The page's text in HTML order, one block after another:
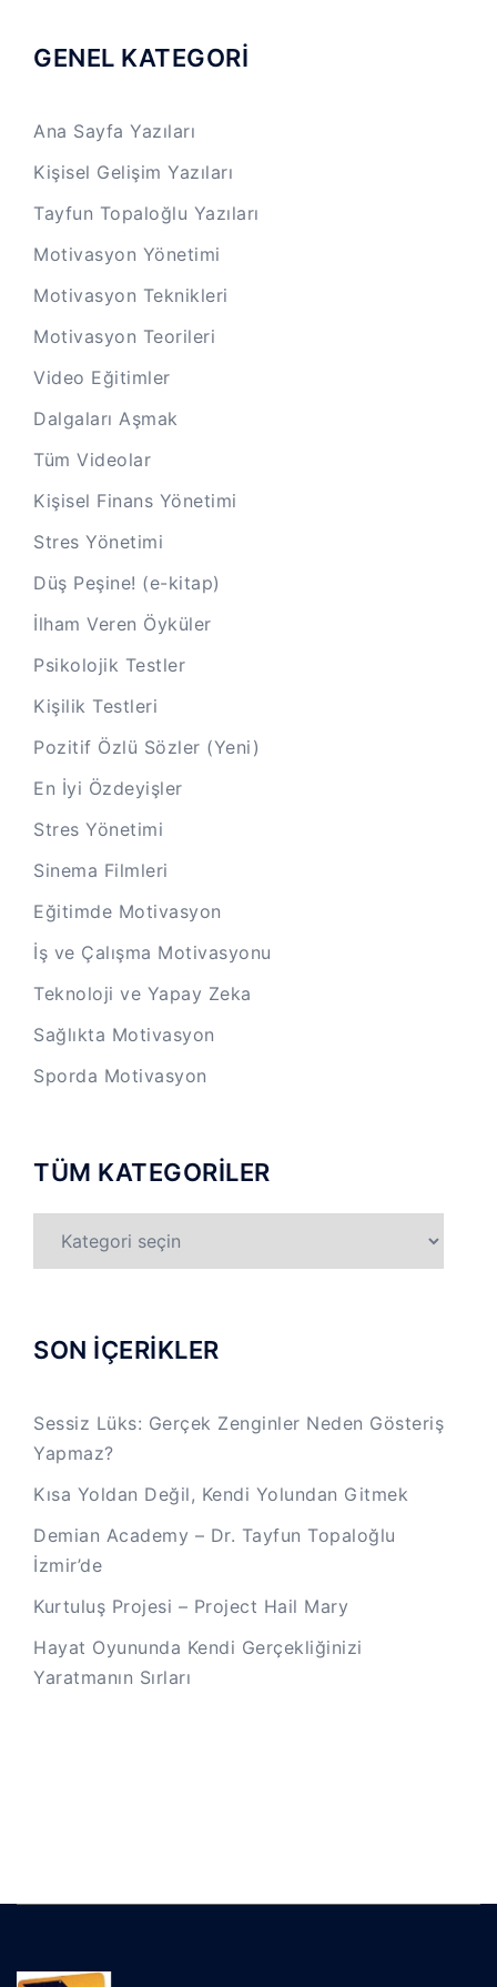
GENEL KATEGORİ
Ana Sayfa Yazıları
Kişisel Gelişim Yazıları
Tayfun Topaloğlu Yazıları
Motivasyon Yönetimi
Motivasyon Teknikleri
Motivasyon Teorileri
Video Eğitimler
Dalgaları Aşmak
Tüm Videolar
Kişisel Finans Yönetimi
Stres Yönetimi
Düş Peşine! (e-kitap)
İlham Veren Öyküler
Psikolojik Testler
Kişilik Testleri
Pozitif Özlü Sözler (Yeni)
En İyi Özdeyişler
Stres Yönetimi
Sinema Filmleri
Eğitimde Motivasyon
İş ve Çalışma Motivasyonu
Teknoloji ve Yapay Zeka
Sağlıkta Motivasyon
Sporda Motivasyon
TÜM KATEGORİLER
KATEGORİLER
SON İÇERİKLER
Sessiz Lüks: Gerçek Zenginler Neden Gösteriş
Yapmaz?
Kısa Yoldan Değil, Kendi Yolundan Gitmek
Demian Academy – Dr. Tayfun Topaloğlu
İzmir’de
Kurtuluş Projesi – Project Hail Mary
Hayat Oyununda Kendi Gerçekliğinizi
Yaratmanın Sırları